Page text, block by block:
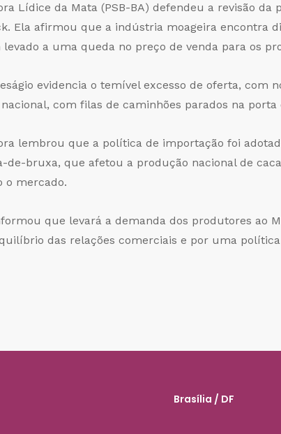
Lídice da Mata (PSB-BA) defendeu a revisão
. Ela afirmou que a indústria moageira encontra
a uma queda no preço de venda para os
evidencia o temível excesso de oferta,
com filas de caminhões parados na porta
lembrou que a política de importação foi
de-bruxa, que afetou a produção nacional de
o mercado.
que levará a demanda dos produtores ao
das relações comerciais e por uma
Brasília / DF